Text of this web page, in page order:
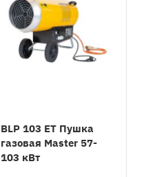
BLP 103 ET Пушка
газовая Master 57-
103 кВт